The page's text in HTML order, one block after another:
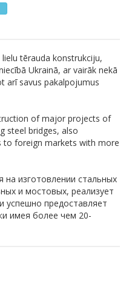
tērauda konstrukciju,
Ukrainā, ar vairāk nekā
arī savus pakalpojumus
of major projects of
steel bridges, also
to foreign markets with more
на изготовлении стальных
и мостовых, реализует
успешно предоставляет
имея более чем 20-